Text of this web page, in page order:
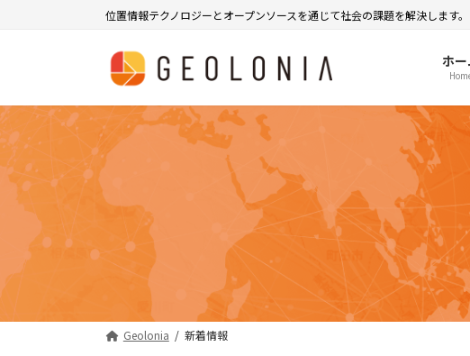
へ
ス
キ
ッ
ョ
ン
に
移
位置情報テクノロジーとオープンソースを通じて社会の課題を解決します。
ホ
Geolonia 新着情報